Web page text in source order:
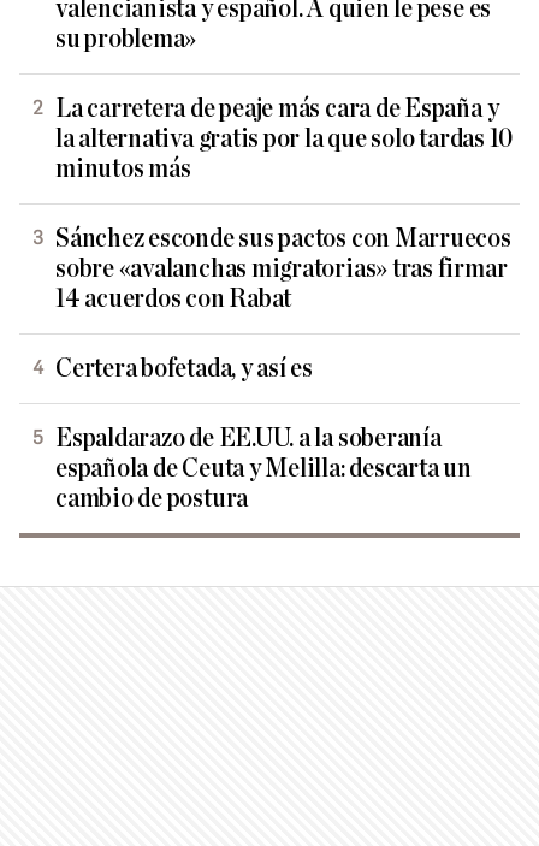
valencianista y español. A quien le pese es
su problema»
La carretera de peaje más cara de España y
la alternativa gratis por la que solo tardas 10
minutos más
Sánchez esconde sus pactos con Marruecos
sobre «avalanchas migratorias» tras firmar
14 acuerdos con Rabat
Certera bofetada, y así es
Espaldarazo de EE.UU. a la soberanía
española de Ceuta y Melilla: descarta un
cambio de postura